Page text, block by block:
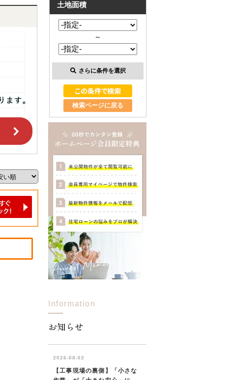
土地面積
～
さらに条件を選択
検索ページに戻る
Information
お知らせ